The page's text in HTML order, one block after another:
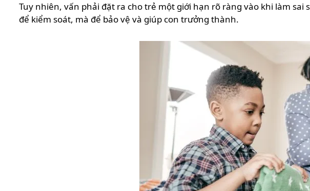
Tuy nhiên, vấn phải đặt ra cho trẻ một giới hạn rõ ràng vào khi làm sai
để kiểm soát, mà để bảo vệ và giúp con trưởng thành.